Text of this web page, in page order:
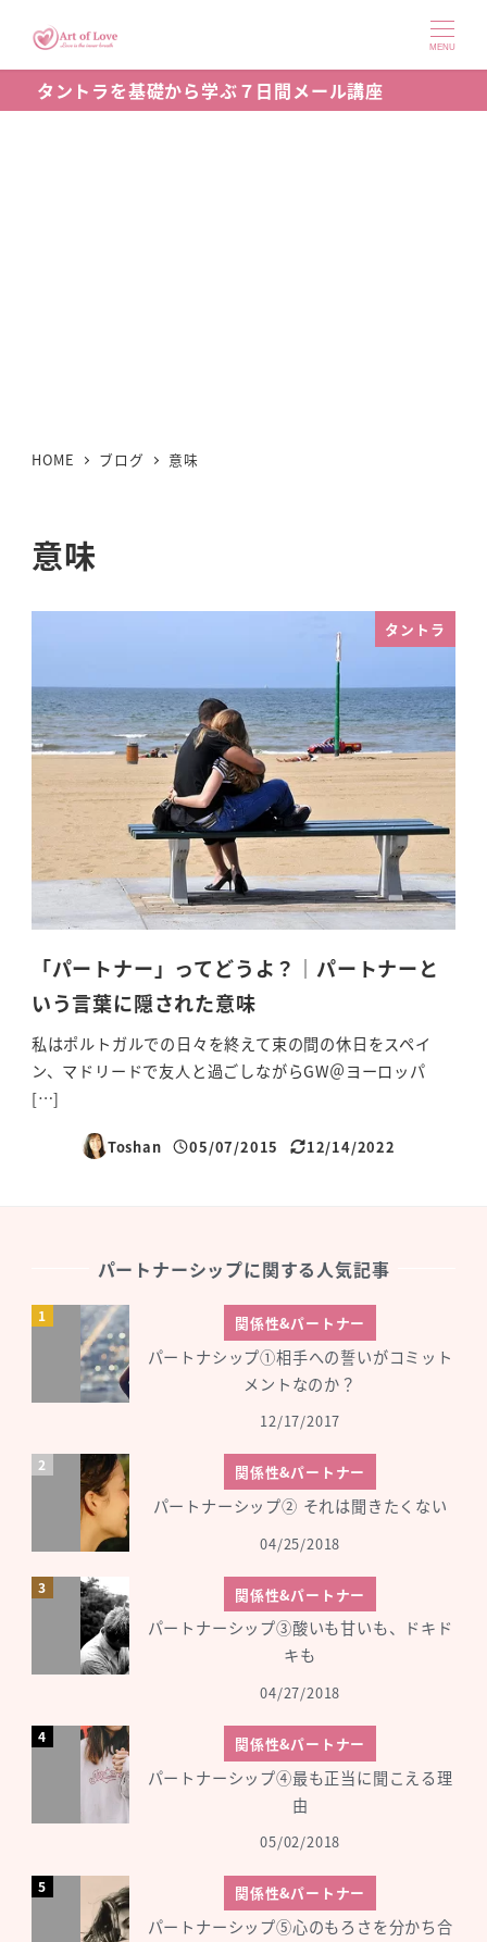
ン
コ
MENU
タントラを基礎から学ぶ７日間メール講座
HOME ブログ 意味
意味
タントラ
「パートナー」ってどうよ？｜パートナーと
いう言葉に隠された意味
私はポルトガルでの日々を終えて束の間の休日をスペイ
ン、マドリードで友人と過ごしながらGW＠ヨーロッパ
[…]
Toshan
投稿日
05/07/2015
更新日
12/14/2022
パートナーシップに関する人気記事
関係性&パートナー
パートナシップ①相手への誓いがコミット
メントなのか？
12/17/2017
関係性&パートナー
パートナーシップ② それは聞きたくない
04/25/2018
関係性&パートナー
パートナーシップ③酸いも甘いも、ドキド
キも
04/27/2018
関係性&パートナー
パートナーシップ④最も正当に聞こえる理
由
05/02/2018
関係性&パートナー
パートナーシップ⑤心のもろさを分かち合